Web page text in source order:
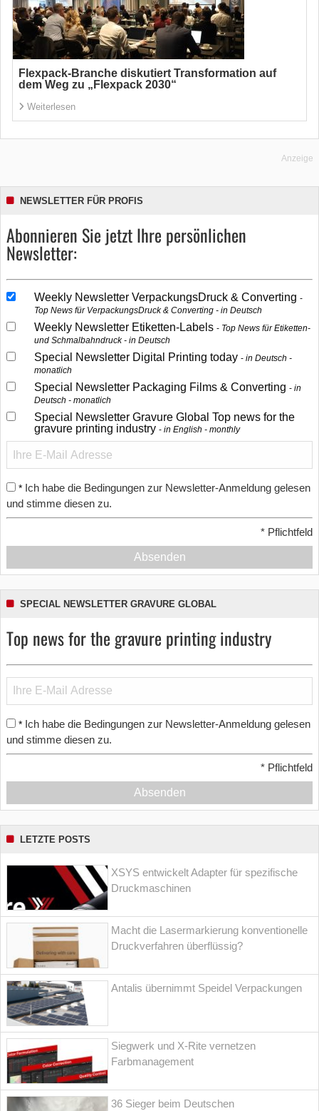
Flexpack-Branche diskutiert Transformation auf
dem Weg zu „Flexpack 2030“
Weiterlesen
Anzeige
NEWSLETTER FÜR PROFIS
Abonnieren Sie jetzt Ihre persönlichen
Newsletter:
Weekly Newsletter VerpackungsDruck & Converting
Top News für VerpackungsDruck & Converting - in Deutsch
Weekly Newsletter Etiketten-Labels
Top News für Etiketten-
und Schmalbahndruck - in Deutsch
Special Newsletter Digital Printing today
in Deutsch -
monatlich
Special Newsletter Packaging Films & Converting
in
Deutsch - monatlich
Special Newsletter Gravure Global Top news for the
gravure printing industry
in English - monthly
* Ich habe die Bedingungen zur Newsletter-Anmeldung gelesen
und stimme diesen zu.
* Pflichtfeld
Absenden
SPECIAL NEWSLETTER GRAVURE GLOBAL
Top news for the gravure printing industry
* Ich habe die Bedingungen zur Newsletter-Anmeldung gelesen
und stimme diesen zu.
* Pflichtfeld
Absenden
LETZTE POSTS
XSYS entwickelt Adapter für spezifische
Druckmaschinen
Macht die Lasermarkierung konventionelle
Druckverfahren überflüssig?
Antalis übernimmt Speidel Verpackungen
Siegwerk und X-Rite vernetzen
Farbmanagement
36 Sieger beim Deutschen